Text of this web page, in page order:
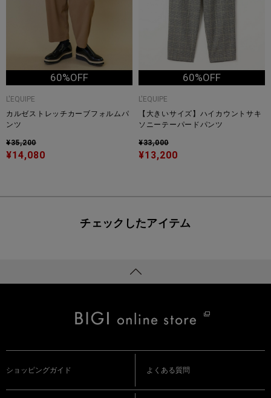
60%OFF
L'EQUIPE
カルゼストレッチカーブフォルムパ
ンツ
¥35,200
¥14,080
60%OFF
L'EQUIPE
【大きいサイズ】ハイカウントサキ
ソニーテーパードパンツ
¥33,000
¥13,200
チェックしたアイテム
ショッピングガイド よくある質問